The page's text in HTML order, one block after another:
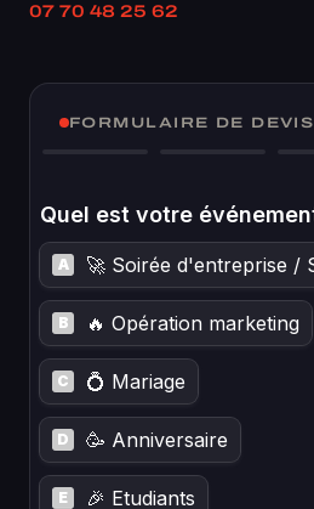
07 70 48 25 62
FORMULAIRE DE DEVIS